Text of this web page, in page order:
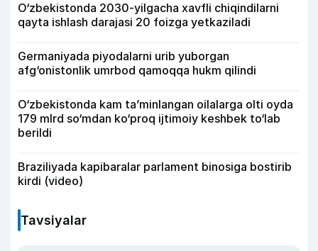
O‘zbekistonda 2030-yilgacha xavfli chiqindilarni
qayta ishlash darajasi 20 foizga yetkaziladi
Germaniyada piyodalarni urib yuborgan
afg‘onistonlik umrbod qamoqqa hukm qilindi
O‘zbekistonda kam ta’minlangan oilalarga olti oyda
179 mlrd so‘mdan ko‘proq ijtimoiy keshbek to‘lab
berildi
Braziliyada kapibaralar parlament binosiga bostirib
kirdi (video)
Tavsiyalar